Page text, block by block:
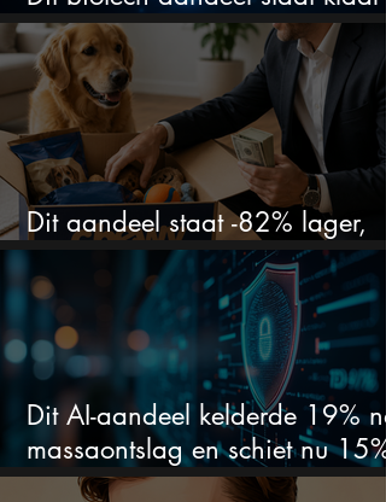
voor een flinke rally
Dit aandeel staat -82% lager,
terwijl het bedrijf gewoon groeit
Dit AI-aandeel kelderde 19% na
massaontslag en schiet nu 15%
omhoog